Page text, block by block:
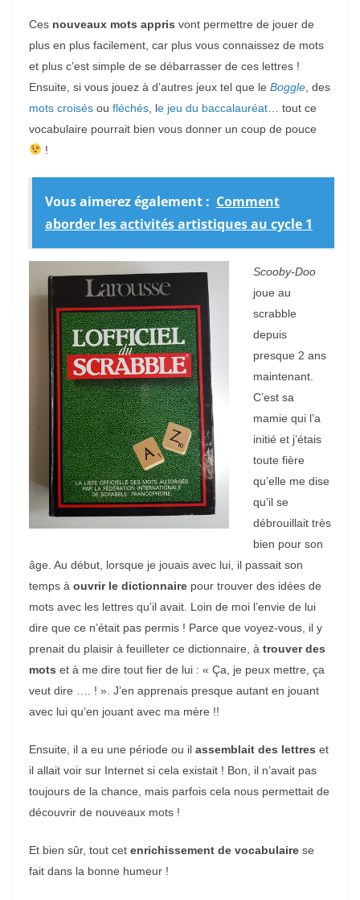
Ces nouveaux mots appris vont permettre de jouer de
plus en plus facilement, car plus vous connaissez de mots
et plus c’est simple de se débarrasser de ces lettres !
Ensuite, si vous jouez à d’autres jeux tel que le Boggle , des
mots croisés ou fléchés , le jeu du baccalauréat … tout ce
vocabulaire pourrait bien vous donner un coup de pouce
!
Vous aimerez également : Comment
aborder les activités artistiques au cycle 1
Scooby-Doo
joue au
scrabble
depuis
presque 2 ans
maintenant.
C’est sa
mamie qui l’a
initié et j’étais
toute fière
qu’elle me dise
qu’il se
débrouillait très
bien pour son
âge. Au début, lorsque je jouais avec lui, il passait son
temps à ouvrir le dictionnaire pour trouver des idées de
mots avec les lettres qu’il avait. Loin de moi l’envie de lui
dire que ce n’était pas permis ! Parce que voyez-vous, il y
prenait du plaisir à feuilleter ce dictionnaire, à trouver des
mots et à me dire tout fier de lui : « Ça, je peux mettre, ça
veut dire …. ! ». J’en apprenais presque autant en jouant
avec lui qu’en jouant avec ma mère !!
Ensuite, il a eu une période ou il assemblait des lettres et
il allait voir sur Internet si cela existait ! Bon, il n’avait pas
toujours de la chance, mais parfois cela nous permettait de
découvrir de nouveaux mots !
Et bien sûr, tout cet enrichissement de vocabulaire se
fait dans la bonne humeur !